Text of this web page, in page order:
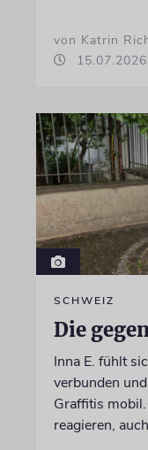
von Katrin
15.07.2026
SCHWEIZ
Die
Inna E. fühlt
verbunden
Graffitis
reagieren,